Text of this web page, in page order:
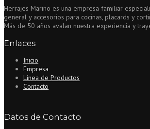
Herrajes Marino es una empresa familiar
general y accesorios para cocinas, placards y
Más de 50 años avalan nuestra experiencia y
Enlaces
Inicio
Empresa
Línea de Productos
Contacto
Datos de Contacto